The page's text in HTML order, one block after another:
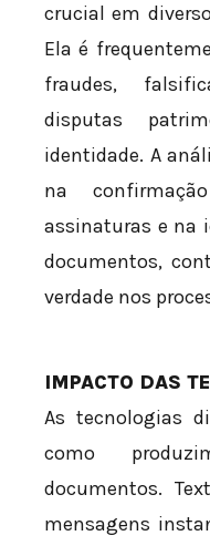
crucial em
Ela é
fraudes,
disputas
identidade. A
na
assinaturas e na
documentos,
verdade nos
IMPACTO DAS
As tecnologias
como
documentos.
mensagens